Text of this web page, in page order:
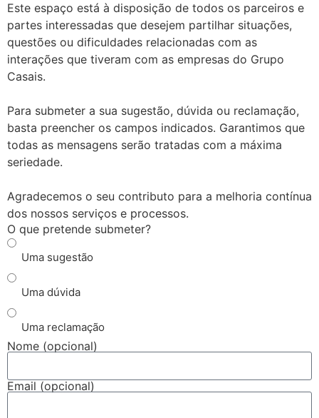
Este espaço está à disposição de todos os parceiros e
partes interessadas que desejem partilhar situações,
questões ou dificuldades relacionadas com as
interações que tiveram com as empresas do Grupo
Casais.
Para submeter a sua sugestão, dúvida ou reclamação,
basta preencher os campos indicados. Garantimos que
todas as mensagens serão tratadas com a máxima
seriedade.
Agradecemos o seu contributo para a melhoria contínua
dos nossos serviços e processos.
O que pretende submeter?
Uma sugestão
Uma dúvida
Uma reclamação
Nome (opcional)
Email (opcional)